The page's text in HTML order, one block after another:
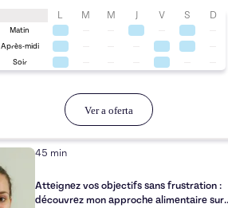
L M M J V S D
Matin
Après-midi
Soir
Ver a oferta
45 min
Atteignez vos objectifs sans frustration :
découvrez mon approche alimentaire sur